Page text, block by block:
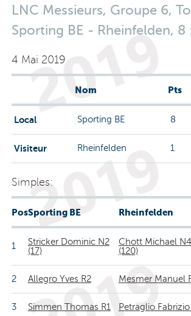
LNC Messieurs, Groupe 6,
Sporting BE - Rheinfelden, 8
4 Mai 2019
Nom Pts
Local Sporting BE 8
Visiteur Rheinfelden 1
Simples:
PosSporting BE Rheinfelden
1
Stricker Dominic N2
(17)
Chott Michael N4
(120)
2 Allegro Yves R2 Mesmer Manuel
3 Simmen Thomas R1 Petraglio Fabrizio